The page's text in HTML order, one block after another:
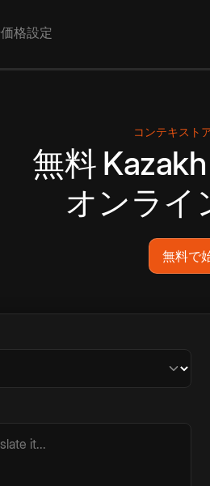
価格設定
コンテキスト
無料 Kazakh
オンライ
無料で